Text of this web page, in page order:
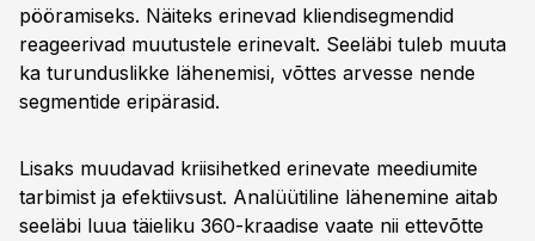
pööramiseks. Näiteks erinevad kliendisegmendid
reageerivad muutustele erinevalt. Seeläbi tuleb muuta
ka turunduslikke lähenemisi, võttes arvesse nende
segmentide eripärasid.
Lisaks muudavad kriisihetked erinevate meediumite
tarbimist ja efektiivsust. Analüütiline lähenemine aitab
seeläbi luua täieliku 360-kraadise vaate nii ettevõtte